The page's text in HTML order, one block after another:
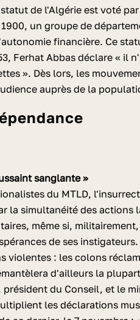
de l'Algérie est voté
un groupe de
financière. Ce
Ferhat Abbas déclare « il
». Dès lors, les
auprès de la
sanglante »
du MTLD,
la simultanéité des actions
même si,
de ses
violentes : les colons
d'ailleurs la
président du Conseil, et le
les déclarations